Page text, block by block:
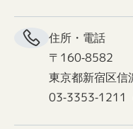
住所・電話
〒160-8582
東京都新宿区信
03-3353-1211